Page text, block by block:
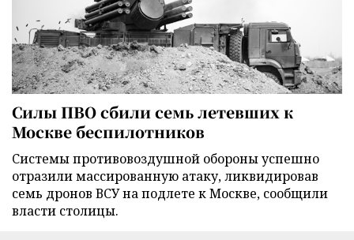
Силы ПВО сбили семь летевших к
Москве беспилотников
Cистемы противовоздушной обороны успешно
отразили массированную атаку, ликвидировав
семь дронов ВСУ на подлете к Москве, сообщили
власти столицы.